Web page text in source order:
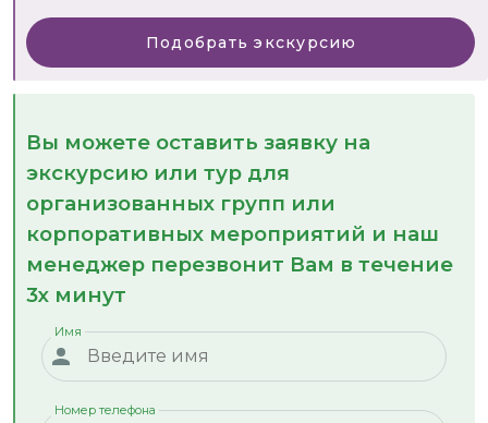
Подобрать экскурсию
Вы можете оставить заявку на
экскурсию или тур для
организованных групп или
корпоративных мероприятий и наш
менеджер перезвонит Вам в течение
3х минут
Имя
Номер телефона